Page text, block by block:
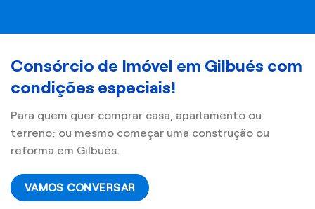
Consórcio de Imóvel em Gilbués com
condições especiais!
Para quem quer comprar casa, apartamento ou
terreno; ou mesmo começar uma construção ou
reforma em Gilbués.
VAMOS CONVERSAR